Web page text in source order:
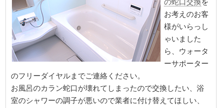
の蛇口交換を
お考えのお客
様がいらっし
ゃいました
ら、ウォータ
ーサポーター
のフリーダイヤルまでご連絡ください。
お風呂のカラン蛇口が壊れてしまったので交換したい、浴
室のシャワーの調子が悪いので業者に付け替えてほしい、